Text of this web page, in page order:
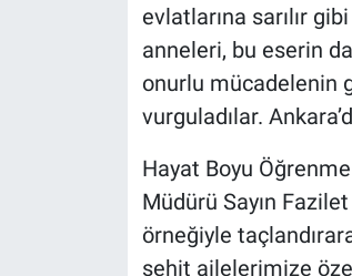
evlatlarına sarılır
anneleri, bu eserin
onurlu mücadelenin
vurguladılar.
​Hayat Boyu
Müdürü Sayın
örneğiyle
şehit ailelerimize